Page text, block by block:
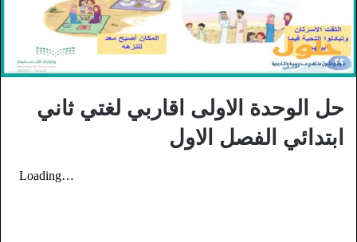
حل الوحدة الاولى اقاربي لغتي ثاني
ابتدائي الفصل الاول